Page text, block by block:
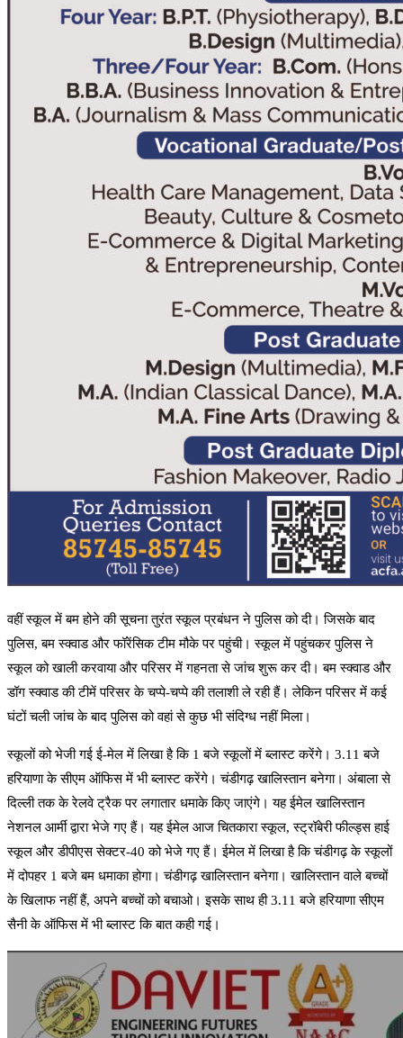
वहीं स्कूल में बम होने की सूचना तुरंत स्कूल प्रबंधन ने पुलिस को दी। जिसके बाद
पुलिस, बम स्क्वाड और फॉरेंसिक टीम मौके पर पहुंची। स्कूल में पहुंचकर पुलिस ने
स्कूल को खाली करवाया और परिसर में गहनता से जांच शुरू कर दी। बम स्क्वाड और
डॉग स्क्वाड की टीमें परिसर के चप्पे-चप्पे की तलाशी ले रही हैं। लेकिन परिसर में कई
घंटों चली जांच के बाद पुलिस को वहां से कुछ भी संदिग्ध नहीं मिला।
स्कूलों को भेजी गई ई-मेल में लिखा है कि 1 बजे स्कूलों में ब्लास्ट करेंगे। 3.11 बजे
हरियाणा के सीएम ऑफिस में भी ब्लास्ट करेंगे। चंडीगढ़ खालिस्तान बनेगा। अंबाला से
दिल्ली तक के रेलवे ट्रैक पर लगातार धमाके किए जाएंगे। यह ईमेल खालिस्तान
नेशनल आर्मी द्वारा भेजे गए हैं। यह ईमेल आज चितकारा स्कूल, स्ट्रॉबेरी फील्ड्स हाई
स्कूल और डीपीएस सेक्टर-40 को भेजे गए हैं। ईमेल में लिखा है कि चंडीगढ़ के स्कूलों
में दोपहर 1 बजे बम धमाका होगा। चंडीगढ़ खालिस्तान बनेगा। खालिस्तान वाले बच्चों
के खिलाफ नहीं हैं, अपने बच्चों को बचाओ। इसके साथ ही 3.11 बजे हरियाणा सीएम
सैनी के ऑफिस में भी ब्लास्ट कि बात कही गई।